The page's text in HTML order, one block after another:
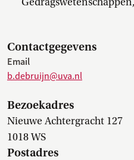
Contactgegevens
Email
b.debruijn@uva.nl
Bezoekadres
Nieuwe Achtergracht 127
1018 WS
Postadres